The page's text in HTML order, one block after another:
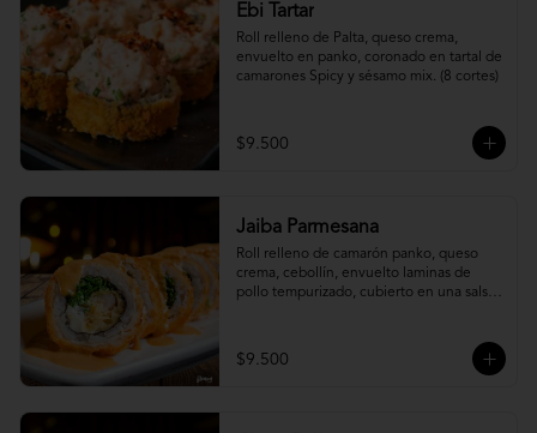
Ebi Tartar
Roll relleno de Palta, queso crema,
envuelto en panko, coronado en tartal de
camarones Spicy y sésamo mix. (8 cortes)
$9.500
Jaiba Parmesana
Roll relleno de camarón panko, queso
crema, cebollín, envuelto laminas de
pollo tempurizado, cubierto en una salsa
$9.500